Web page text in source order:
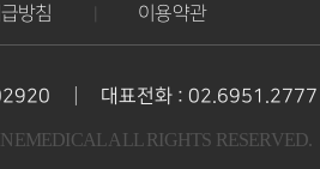
방침 이용약관
대표전화 : 02.6951.2777
ALL RIGHTS RESERVED.